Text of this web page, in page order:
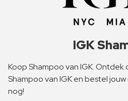
IGK
Koop Shampoo van IGK.
Shampoo van IGK en bestel
nog!